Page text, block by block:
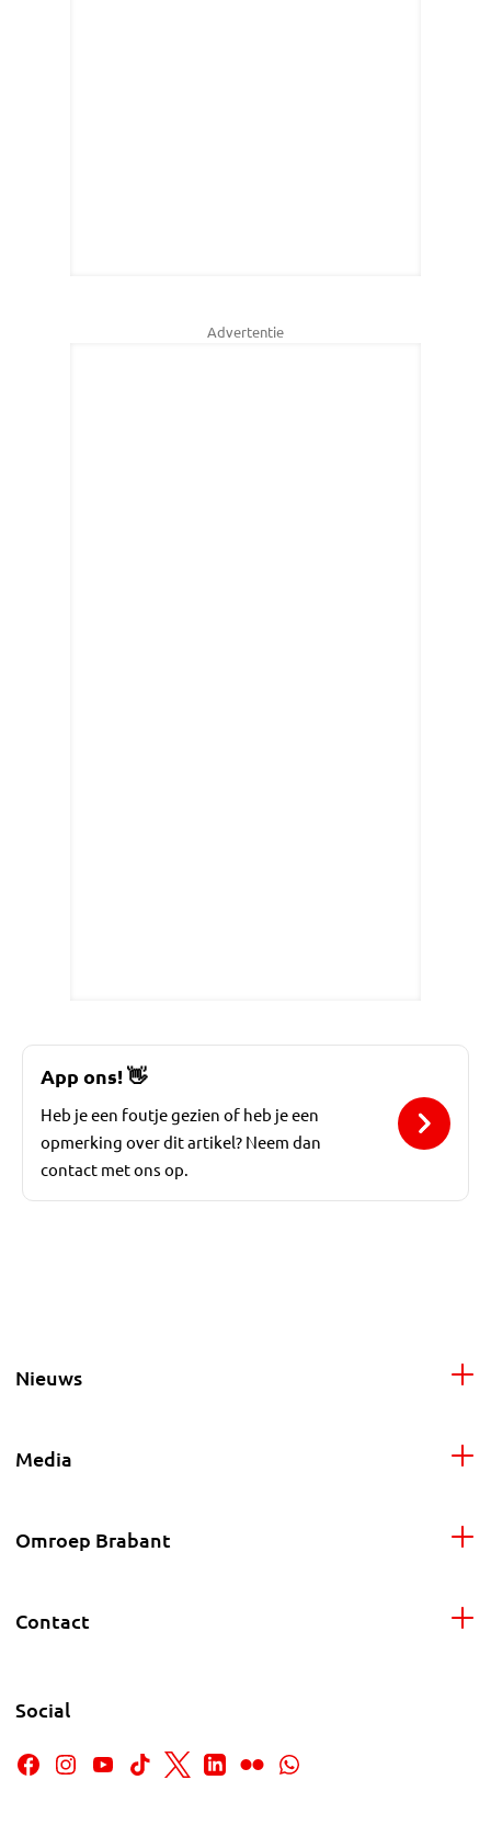
Advertentie
App ons!👋
Heb je een foutje gezien of heb je een
opmerking over dit artikel? Neem dan
contact met ons op.
Nieuws
Media
Omroep Brabant
Contact
Social